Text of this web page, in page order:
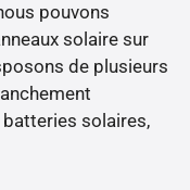
pouvons
solaire sur
de plusieurs
solaires,